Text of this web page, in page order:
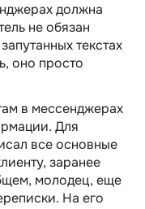
должна
не обязан
текстах
оно просто
в мессенджерах
Для
все основные
заранее
молодец, еще
На его